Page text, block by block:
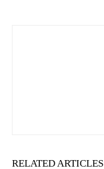
RELATED ARTICLES